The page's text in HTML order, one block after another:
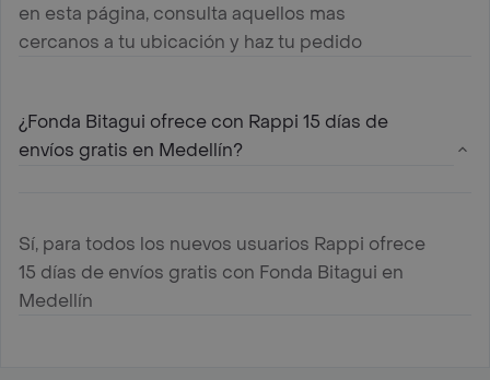
en esta página, consulta aquellos mas
cercanos a tu ubicación y haz tu pedido
¿Fonda Bitagui ofrece con Rappi 15 días de
envíos gratis en Medellín?
Sí, para todos los nuevos usuarios Rappi ofrece
15 días de envíos gratis con Fonda Bitagui en
Medellín